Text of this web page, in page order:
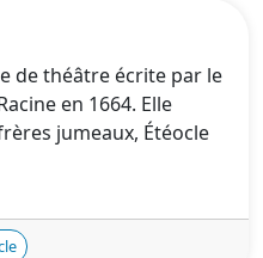
de théâtre écrite par le
en 1664. Elle
jumeaux, Étéocle